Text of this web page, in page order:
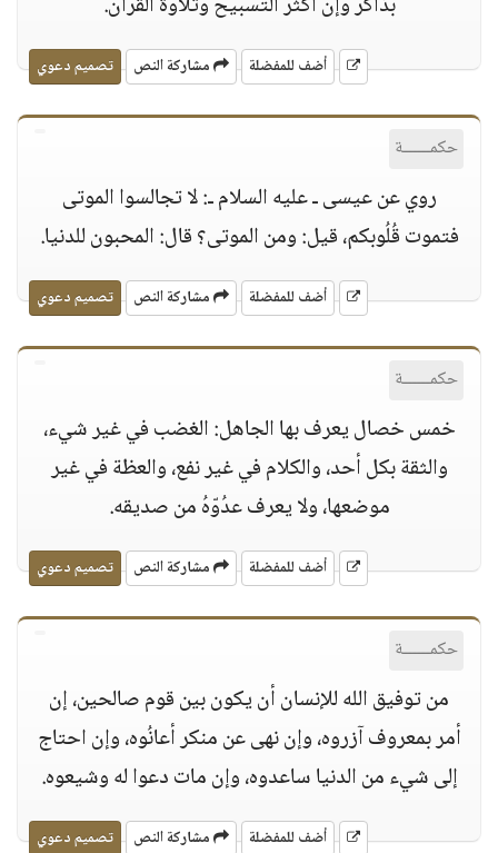
أضف للمفضلة مشاركة النص تصميم دعوي
حكمــــــة
روي عن عيسى ـ عليه السلام ـ: لا تجالسوا الموتى
فتموت قُلُوبكم، قيل: ومن الموتى؟ قال: المحبون للدنيا.
أضف للمفضلة مشاركة النص تصميم دعوي
حكمــــــة
خمس خصال يعرف بها الجاهل: الغضب في غير شيء،
والثقة بكل أحد، والكلام في غير نفع، والعظة في غير
موضعها، ولا يعرف عدُوّهُ من صديقه.
أضف للمفضلة مشاركة النص تصميم دعوي
حكمــــــة
من توفيق الله للإنسان أن يكون بين قوم صالحين، إن
أمر بمعروف آزروه، وإن نهى عن منكر أعانُوه، وإن احتاج
إلى شيء من الدنيا ساعدوه، وإن مات دعوا له وشيعوه.
أضف للمفضلة مشاركة النص تصميم دعوي